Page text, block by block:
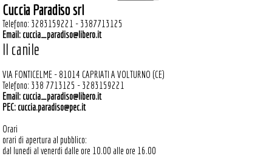
Cuccia Paradiso srl
Telefono: 3283159221 - 3387713125
Email: cuccia_paradiso@libero.it
Il canile
VIA FONTICELME - 81014 CAPRIATI A VOLTURNO (CE)
Telefono: 338 7713125 - 3283159221
Email: cuccia_paradiso@libero.it
PEC: cuccia.paradiso@pec.it
Orari
orari di apertura al pubblico:
dal lunedi al venerdi dalle ore 10.00 alle ore 16.00